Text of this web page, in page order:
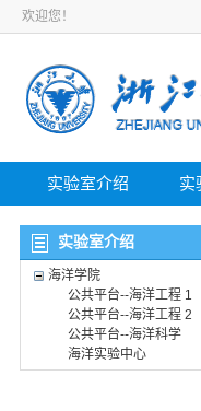
欢迎您！
实验室介绍 实
实验室介绍
海洋学院
公共平台--海洋工程 1
公共平台--海洋工程 2
公共平台--海洋科学
海洋实验中心